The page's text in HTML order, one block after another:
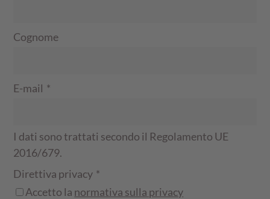
Cognome
E-mail *
I dati sono trattati secondo il Regolamento UE
2016/679.
Direttiva privacy *
Accetto la normativa sulla privacy